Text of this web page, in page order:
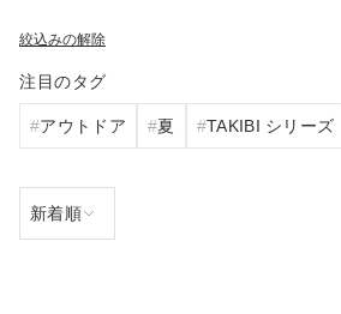
絞込みの解除
注目のタグ
アウトドア 夏 TAKIBI シリーズ